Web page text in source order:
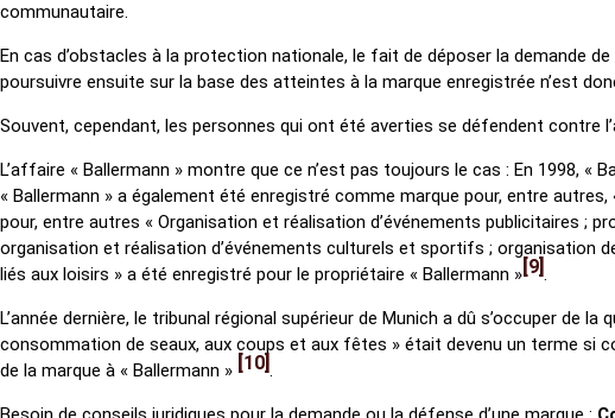
communautaire.
En cas d’obstacles à la protection nationale, le fait de déposer la demande
poursuivre ensuite sur la base des atteintes à la marque enregistrée n’est
Souvent, cependant, les personnes qui ont été averties se défendent contre
L’affaire « Ballermann » montre que ce n’est pas toujours le cas : En 1998,
« Ballermann » a également été enregistré comme marque pour, entre
pour, entre autres « Organisation et réalisation d’événements publicitaires ;
organisation et réalisation d’événements culturels et sportifs ; organisation
liés aux loisirs » a été enregistré pour le propriétaire « Ballermann » 9 .
L’année dernière, le tribunal régional supérieur de Munich a dû s’occuper de
consommation de seaux, aux coups et aux fêtes » était devenu un terme si
de la marque à « Ballermann » 10 .